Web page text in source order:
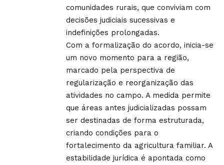
comunidades rurais, que conviviam com
decisões judiciais sucessivas e
indefinições prolongadas.
Com a formalização do acordo, inicia-se
um novo momento para a região,
marcado pela perspectiva de
regularização e reorganização das
atividades no campo. A medida permite
que áreas antes judicializadas possam
ser destinadas de forma estruturada,
criando condições para o
fortalecimento da agricultura familiar. A
estabilidade jurídica é apontada como